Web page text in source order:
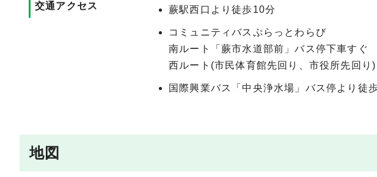
交通アクセス 蕨駅西口より徒歩10分
コミュニティバスぷらっとわらび
南ルート「蕨市水道部前」バス停下車すぐ
西ルート(市民体育館先回り、市役所先回
国際興業バス「中央浄水場」バス停より徒
地図